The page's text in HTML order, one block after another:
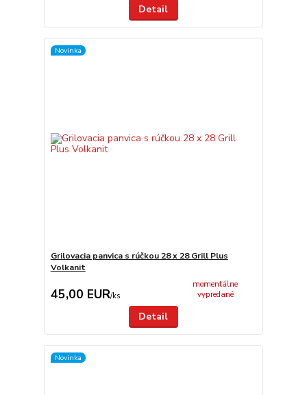
Detail
Novinka
Grilovacia panvica s rúčkou 28 x 28 Grill Plus
Volkanit
45,00 EUR/ks
momentálne
vypredané
Detail
Novinka